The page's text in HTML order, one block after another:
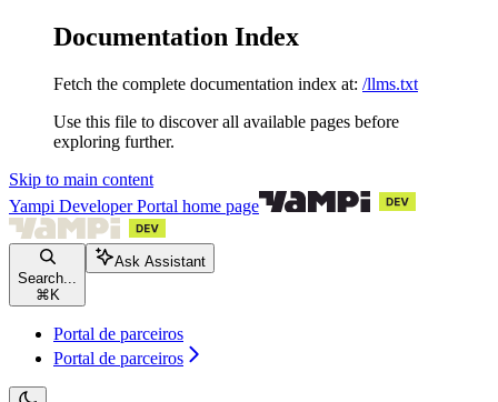
Documentation Index
Fetch the complete documentation index at: /llms.txt
Use this file to discover all available pages before
exploring further.
Skip to main content
Yampi Developer Portal home page
Search...
⌘ K
Ask Assistant
Portal de parceiros
Portal de parceiros